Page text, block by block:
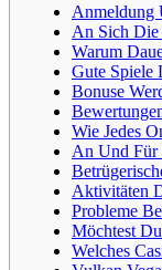
Anmeldung
An Sich Die
Warum
Gute Spiele
Bonuse
Wie Jedes
An Und Für
Aktivitäten
Probleme
Möchtest
Welches